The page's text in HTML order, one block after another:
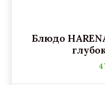
Блюдо